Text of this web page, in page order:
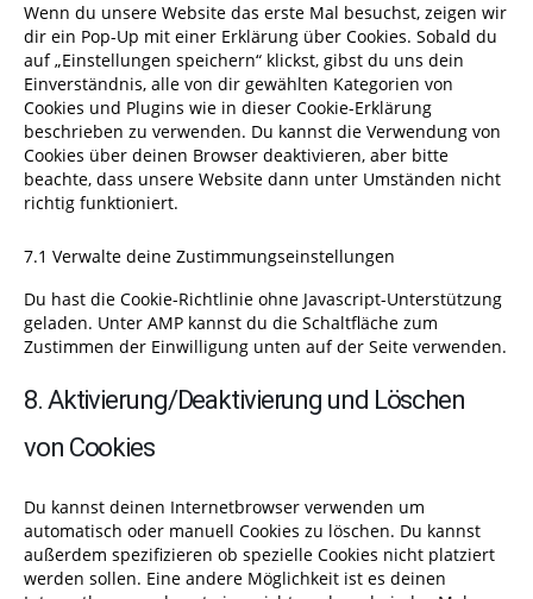
Wenn du unsere Website das erste Mal besuchst, zeigen wir
dir ein Pop-Up mit einer Erklärung über Cookies. Sobald du
auf „Einstellungen speichern“ klickst, gibst du uns dein
Einverständnis, alle von dir gewählten Kategorien von
Cookies und Plugins wie in dieser Cookie-Erklärung
beschrieben zu verwenden. Du kannst die Verwendung von
Cookies über deinen Browser deaktivieren, aber bitte
beachte, dass unsere Website dann unter Umständen nicht
richtig funktioniert.
7.1 Verwalte deine Zustimmungseinstellungen
Du hast die Cookie-Richtlinie ohne Javascript-Unterstützung
geladen. Unter AMP kannst du die Schaltfläche zum
Zustimmen der Einwilligung unten auf der Seite verwenden.
8. Aktivierung/Deaktivierung und Löschen
von Cookies
Du kannst deinen Internetbrowser verwenden um
automatisch oder manuell Cookies zu löschen. Du kannst
außerdem spezifizieren ob spezielle Cookies nicht platziert
werden sollen. Eine andere Möglichkeit ist es deinen